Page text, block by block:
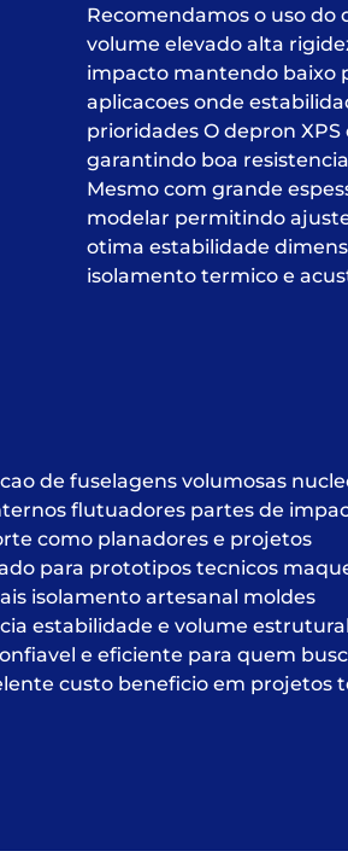
Recomendamos o uso do
volume elevado alta
impacto mantendo baixo
aplicacoes onde
prioridades O depron
garantindo boa
Mesmo com grande
modelar permitindo
otima estabilidade
isolamento termico e
de fuselagens volumosas
flutuadores partes de
como planadores e projetos
para prototipos tecnicos
isolamento artesanal moldes
estabilidade e volume
e eficiente para quem
custo beneficio em projetos